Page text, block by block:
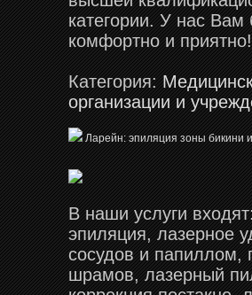
категории. У нас Вам
комфортно и приятно!
Категория:
организации и
Ларейн: эпиляция зоны бикини
В наши услуги
эпиляция, лазерное
сосудов и папиллом,
шрамов, лазерный